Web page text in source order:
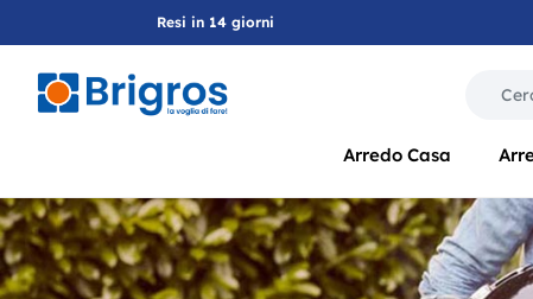
Resi in 14 giorni
Arredo Casa